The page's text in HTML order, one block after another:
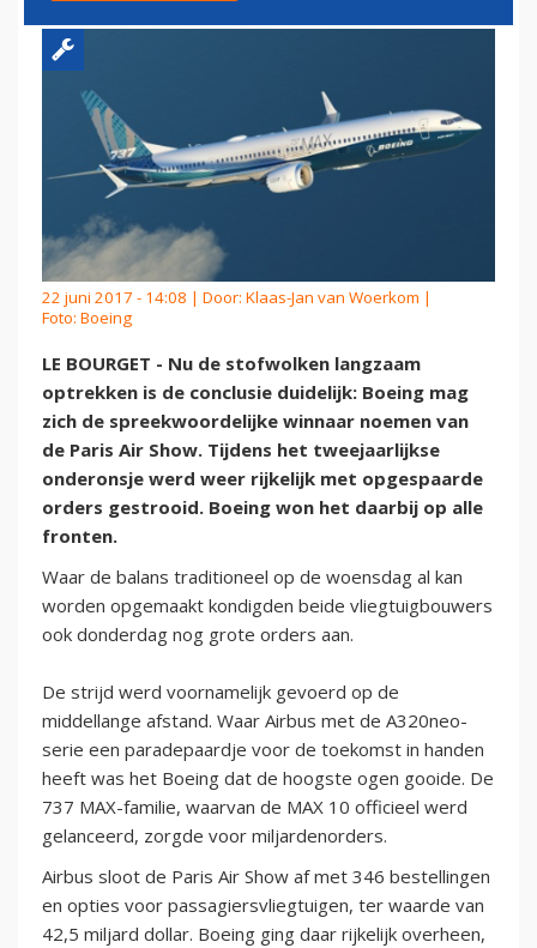
22 juni 2017 - 14:08 | Door: Klaas-Jan van Woerkom |
Foto: Boeing
LE BOURGET - Nu de stofwolken langzaam
optrekken is de conclusie duidelijk: Boeing mag
zich de spreekwoordelijke winnaar noemen van
de Paris Air Show. Tijdens het tweejaarlijkse
onderonsje werd weer rijkelijk met opgespaarde
orders gestrooid. Boeing won het daarbij op alle
fronten.
Waar de balans traditioneel op de woensdag al kan
worden opgemaakt kondigden beide vliegtuigbouwers
ook donderdag nog grote orders aan.
De strijd werd voornamelijk gevoerd op de
middellange afstand. Waar Airbus met de A320neo-
serie een paradepaardje voor de toekomst in handen
heeft was het Boeing dat de hoogste ogen gooide. De
737 MAX-familie, waarvan de MAX 10 officieel werd
gelanceerd, zorgde voor miljardenorders.
Airbus sloot de Paris Air Show af met 346 bestellingen
en opties voor passagiersvliegtuigen, ter waarde van
42,5 miljard dollar. Boeing ging daar rijkelijk overheen,